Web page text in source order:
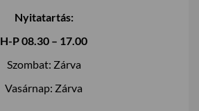
Nyitatartás:
H-P 08.30 – 17.00
Szombat: Zárva
Vasárnap: Zárva